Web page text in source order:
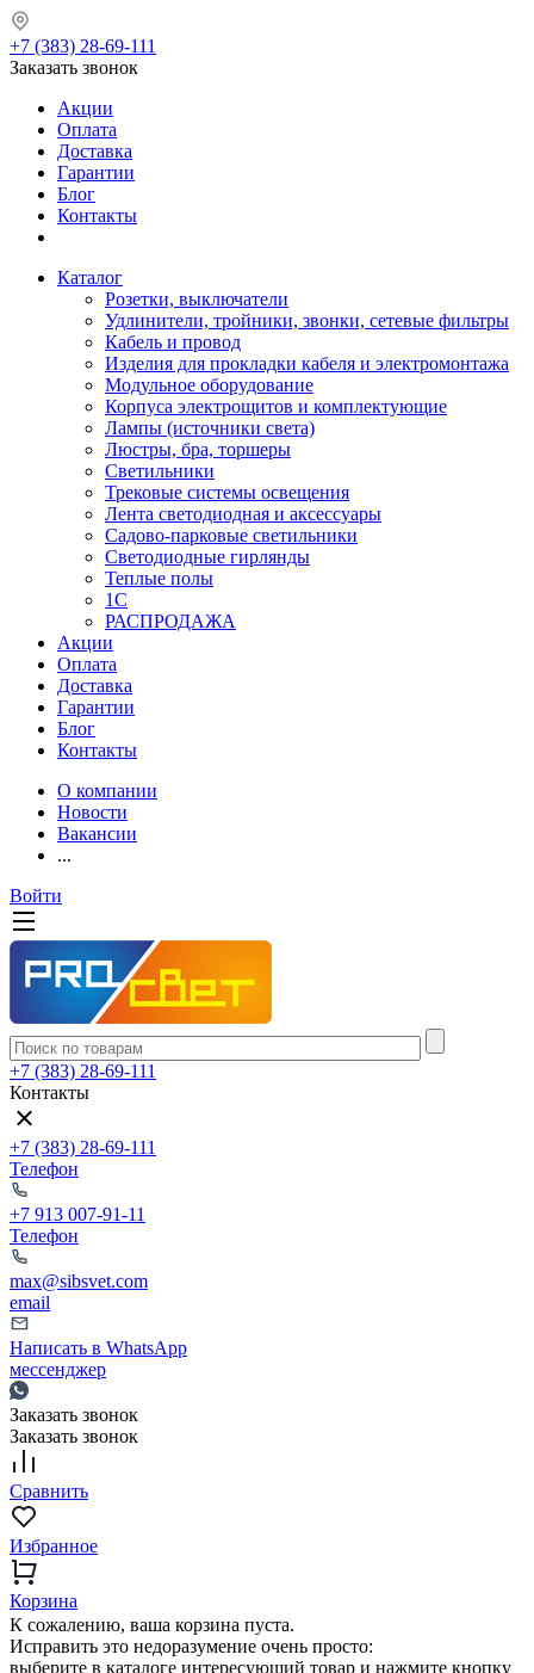
+7 (383) 28-69-111
Заказать звонок
Акции
Оплата
Доставка
Гарантии
Блог
Контакты
Каталог
Розетки, выключатели
Удлинители, тройники, звонки, сетевые фильтры
Кабель и провод
Изделия для прокладки кабеля и электромонтажа
Модульное оборудование
Корпуса электрощитов и комплектующие
Лампы (источники света)
Люстры, бра, торшеры
Светильники
Трековые системы освещения
Лента светодиодная и аксессуары
Садово-парковые светильники
Светодиодные гирлянды
Теплые полы
1С
РАСПРОДАЖА
Акции
Оплата
Доставка
Гарантии
Блог
Контакты
О компании
Новости
Вакансии
...
Войти
+7 (383) 28-69-111
Контакты
+7 (383) 28-69-111
Телефон
+7 913 007-91-11
Телефон
max@sibsvet.com
email
Написать в WhatsApp
мессенджер
Заказать звонок
Заказать звонок
Сравнить
Избранное
Корзина
К сожалению, ваша корзина пуста.
Исправить это недоразумение очень просто:
выберите в каталоге интересующий товар и нажмите кнопку